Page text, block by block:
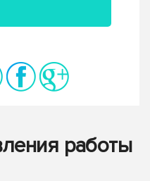
работы